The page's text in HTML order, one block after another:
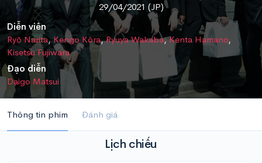
29/04/2021 (JP)
Diễn viên
Ryō Narita, Kengo Kôra,Ryuya Wakaba,Kenta Hamano,
Kisetsu Fujiwara
Đạo diễn
Daigo Matsui
Thông tin phim Đánh giá
Lịch chiếu